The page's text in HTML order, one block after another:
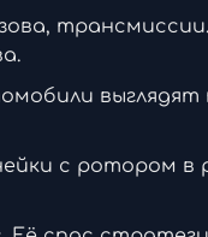
с ротором в